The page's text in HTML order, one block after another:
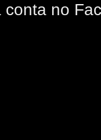
conta no